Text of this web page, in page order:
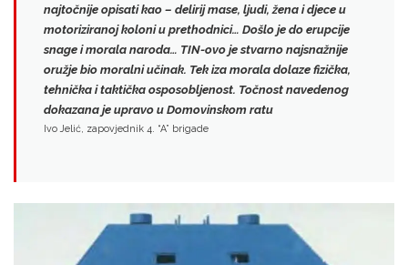
najtočnije opisati kao – delirij mase, ljudi, žena i djece u
motoriziranoj koloni u prethodnici… Došlo je do erupcije
snage i morala naroda… TIN-ovo je stvarno najsnažnije
oružje bio moralni učinak. Tek iza morala dolaze fizička,
tehnička i taktička osposobljenost. Točnost navedenog
dokazana je upravo u Domovinskom ratu
Ivo Jelić, zapovjednik 4. “A” brigade